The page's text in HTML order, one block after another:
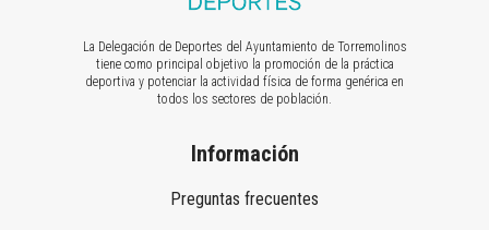
La Delegación de Deportes del Ayuntamiento de Torremolinos
tiene como principal objetivo la promoción de la práctica
deportiva y potenciar la actividad física de forma genérica en
todos los sectores de población.
Información
Preguntas frecuentes